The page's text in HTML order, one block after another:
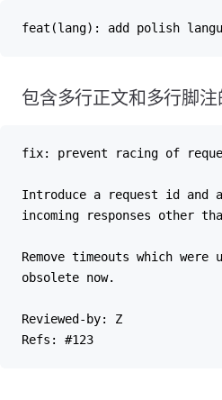
feat(lang): add polish
包含多行正文和多行脚注
fix: prevent racing of
Introduce a request id and
incoming responses other
Remove timeouts which
obsolete now.
Reviewed-by: Z
Refs: #123